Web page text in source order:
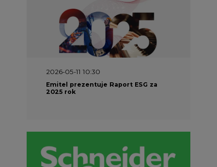
2026-05-11 10:30
Emitel prezentuje Raport ESG za
2025 rok